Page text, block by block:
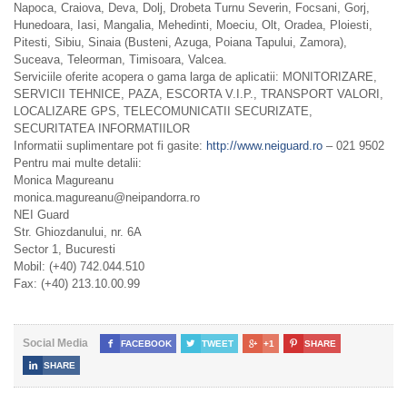
Napoca, Craiova, Deva, Dolj, Drobeta Turnu Severin, Focsani, Gorj,
Hunedoara, Iasi, Mangalia, Mehedinti, Moeciu, Olt, Oradea, Ploiesti,
Pitesti, Sibiu, Sinaia (Busteni, Azuga, Poiana Tapului, Zamora),
Suceava, Teleorman, Timisoara, Valcea.
Serviciile oferite acopera o gama larga de aplicatii: MONITORIZARE,
SERVICII TEHNICE, PAZA, ESCORTA V.I.P., TRANSPORT VALORI,
LOCALIZARE GPS, TELECOMUNICATII SECURIZATE,
SECURITATEA INFORMATIILOR
Informatii suplimentare pot fi gasite: http://www.neiguard.ro – 021 9502
Pentru mai multe detalii:
Monica Magureanu
monica.magureanu@neipandorra.ro
NEI Guard
Str. Ghiozdanului, nr. 6A
Sector 1, Bucuresti
Mobil: (+40) 742.044.510
Fax: (+40) 213.10.00.99
Social Media  FACEBOOK  TWEET  +1  SHARE
 SHARE